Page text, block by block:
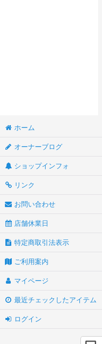
ホーム
オーナーブログ
ショップインフォ
リンク
お問い合わせ
店舗休業日
特定商取引法表示
ご利用案内
マイページ
最近チェックしたアイテム
ログイン